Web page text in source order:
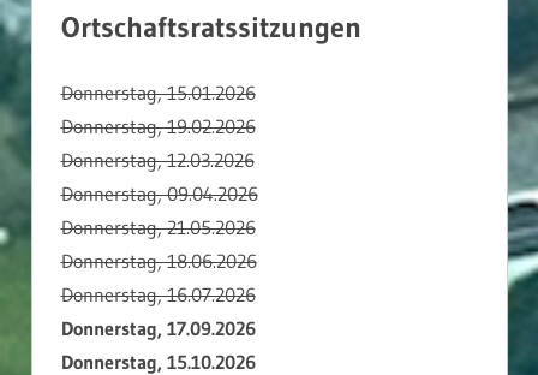
Ortschaftsratssitzungen
Donnerstag, 15.01.2026
Donnerstag, 19.02.2026
Donnerstag, 12.03.2026
Donnerstag, 09.04.2026
Donnerstag, 21.05.2026
Donnerstag, 18.06.2026
Donnerstag, 16.07.2026
Donnerstag, 17.09.2026
Donnerstag, 15.10.2026